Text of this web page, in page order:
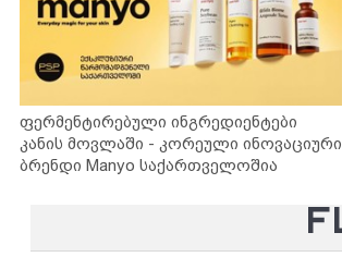
ფერმენტირებული ინგრედიენტები
კანის მოვლაში - კორეული ინოვაციური
ბრენდი Manyo საქართველოშია